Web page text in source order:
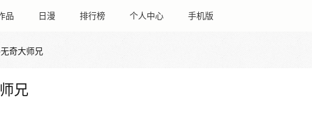
品 日漫 排行榜 个人中心 手机版
奇大师兄
兄